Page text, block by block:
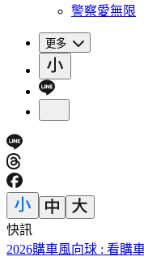
警察愛無限
更多
快訊
59歲王祖賢近況曝光！